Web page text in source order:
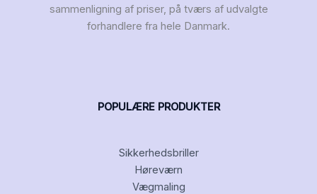
sammenligning af priser, på tværs af udvalgte
forhandlere fra hele Danmark.
POPULÆRE PRODUKTER
Sikkerhedsbriller
Høreværn
Vægmaling